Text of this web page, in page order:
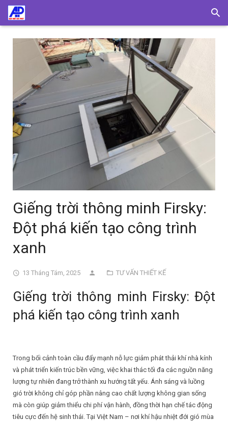
Giếng trời thông minh Firsky:
Đột phá kiến tạo công trình
xanh
13 Tháng Tám, 2025 TƯ VẤN THIẾT KẾ
Giếng trời thông minh Firsky: Đột
phá kiến tạo công trình xanh
Trong bối cảnh toàn cầu đẩy mạnh nỗ lực giảm phát thải khí nhà kính
và phát triển kiến trúc bền vững, việc khai thác tối đa các nguồn năng
lượng tự nhiên đang trở thành xu hướng tất yếu. Ánh sáng và luồng
gió trời không chỉ góp phần nâng cao chất lượng không gian sống
mà còn giúp giảm thiểu chi phí vận hành, đồng thời hạn chế tác động
tiêu cực đến hệ sinh thái. Tại Việt Nam – nơi khí hậu nhiệt đới gió mùa